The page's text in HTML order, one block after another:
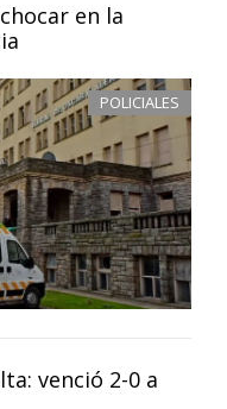
en la
POLICIALES
venció 2-0 a